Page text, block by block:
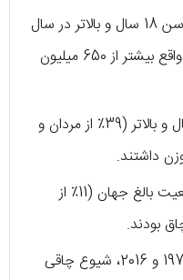
بیش از 1.9 میلیارد بزرگسال در سن 18 سال و بالاتر در سال
2016 دچار اضافه وزن شدند و در واقع بیشتر از 650 میلیون
39٪ از بزرگسالان در سن 18 سال و بالاتر (39٪ از مردان و
در سال 2016 حدود 13٪ از جمعیت بالغ جهان (11٪ از
در سراسر جهان بین سالهای 1975 و 2016، شیوع چاقی